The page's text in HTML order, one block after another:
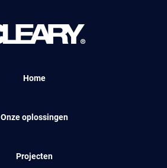
Home
Onze oplossingen
Projecten